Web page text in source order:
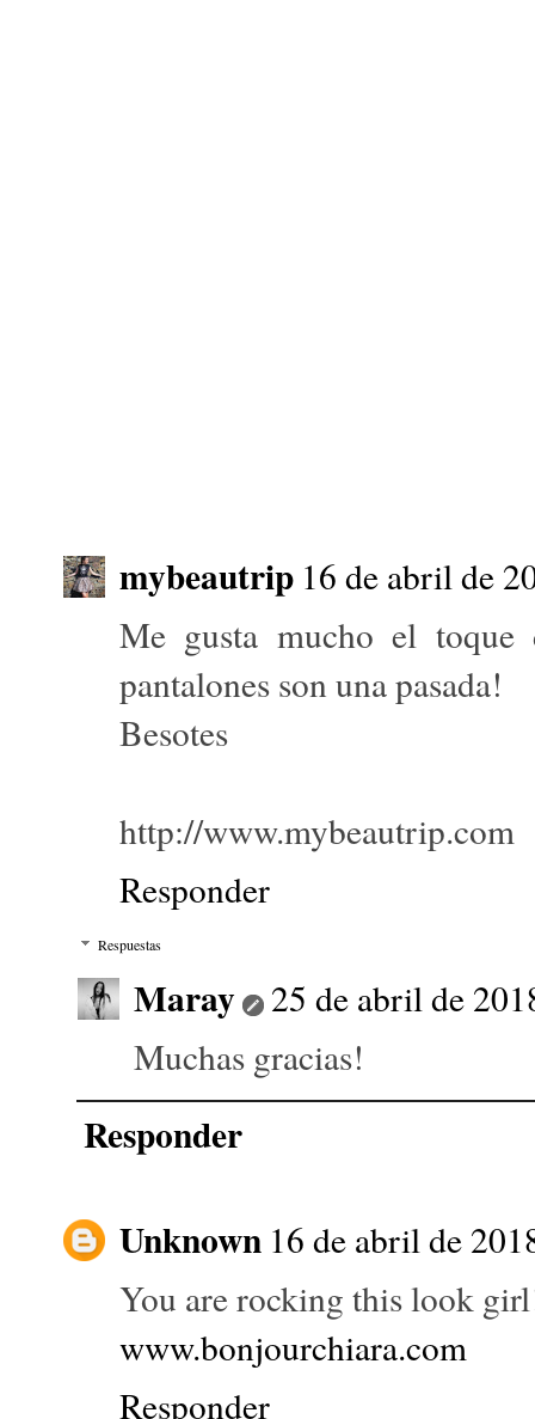
mybeautrip 16 de abril de
Me gusta mucho el
pantalones son una pasada!
Besotes
http://www.mybeautrip.com
Responder
Respuestas
Maray
25 de abril de
Muchas gracias!
Responder
Unknown 16 de abril de
You are rocking this look
www.bonjourchiara.com
Responder